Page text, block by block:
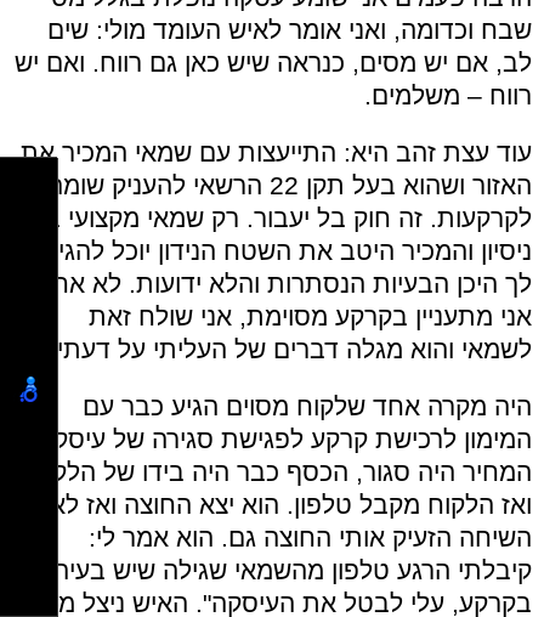
שבח וכדומה, ואני אומר לאיש העומד מולי: שים
לב, אם יש מסים, כנראה שיש כאן גם רווח. ואם יש
רווח – משלמים.
עוד עצת זהב היא: התייעצות עם שמאי המכיר את
האזור ושהוא בעל תקן 22 הרשאי להעניק שומה
לקרקעות. זה חוק בל יעבור. רק שמאי מקצועי בעל
ניסיון והמכיר היטב את השטח הנידון יוכל להגיד
לך היכן הבעיות הנסתרות והלא ידועות. לא אחת
אני מתעניין בקרקע מסוימת, אני שולח זאת
לשמאי והוא מגלה דברים של העליתי על דעתי.
היה מקרה אחד שלקוח מסוים הגיע כבר עם
המימון לרכישת קרקע לפגישת סגירה של עיסקה.
המחיר היה סגור, הכסף כבר היה בידו של הלקוח
ואז הלקוח מקבל טלפון. הוא יצא החוצה ואז לאחר
השיחה הזעיק אותי החוצה גם. הוא אמר לי:
קיבלתי הרגע טלפון מהשמאי שגילה שיש בעיה
בקרקע, עלי לבטל את העיסקה". האיש ניצל ממש